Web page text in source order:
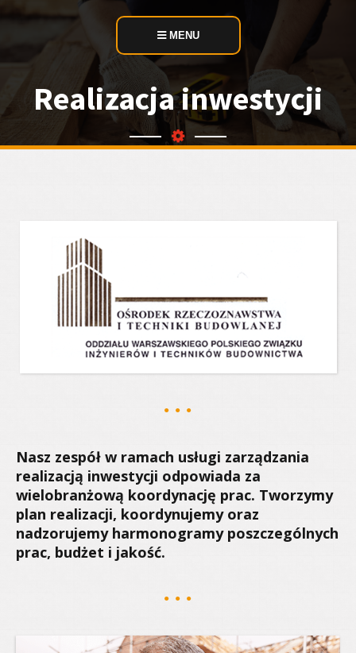
MENU
Realizacja inwestycji
Nasz zespół w ramach usługi zarządzania
realizacją inwestycji odpowiada za
wielobranżową koordynację prac. Tworzymy
plan realizacji, koordynujemy oraz
nadzorujemy harmonogramy poszczególnych
prac, budżet i jakość.